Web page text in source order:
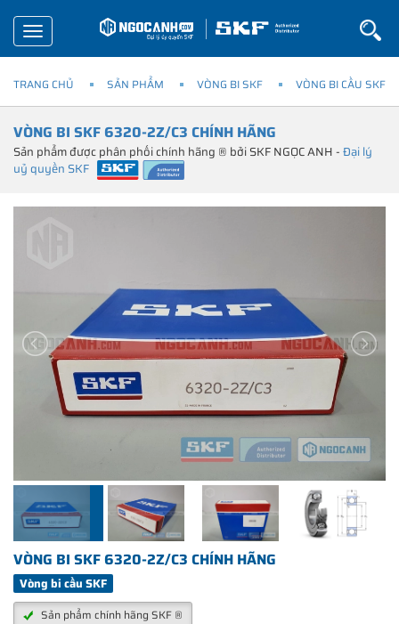
Toggle
navigation
TRANG CHỦ SẢN PHẨM VÒNG BI SKF VÒNG BI CẦU SKF
VÒNG BI SKF 6320-2Z/C3 CHÍNH HÃNG
Sản phẩm được phân phối chính hãng ® bởi SKF NGỌC ANH -Đại lý
uỷ quyền SKF
VÒNG BI SKF 6320-2Z/C3 CHÍNH HÃNG
Vòng bi cầu SKF
Sản phẩm chính hãng SKF ®